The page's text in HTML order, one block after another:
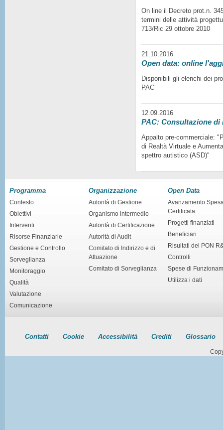
On line il Decreto prot.n.
termini delle attività
713/Ric 29 ottobre 2010
21.10.2016
Open data: online
Disponibili gli elenchi dei
PAC
12.09.2016
PAC: Consultazione di
Appalto pre-commerciale:
di Realtà Virtuale e
spettro autistico (ASD)"
Programma
Contesto
Obiettivi
Interventi
Risorse Finanziarie
Gestione e Controllo
Sorveglianza
Monitoraggio
Qualità
Valutazione
Comunicazione
Organizzazione
Autorità di Gestione
Organismo intermedio
Autorità di Certificazione
Autorità di Audit
Comitato di Indirizzo e di
Attuazione
Comitato di Sorveglianza
Open Data
Avanzamento
Certificata
Progetti finanziati
Beneficiari
Risultati del PON
Controlli
Spese di
Utilizza i dati
Contatti Cookie Accessibilità Crediti Glossario